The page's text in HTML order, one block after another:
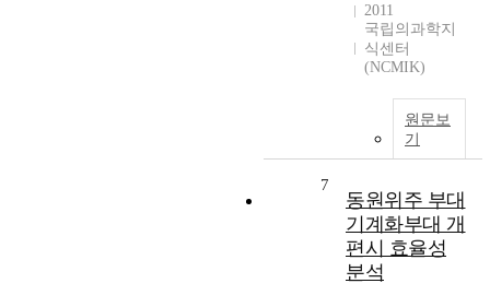
2011
국립의과학지
식센터
(NCMIK)
원문보
기
7
동원위주 부대
기계화부대 개
편시 효율성
분석